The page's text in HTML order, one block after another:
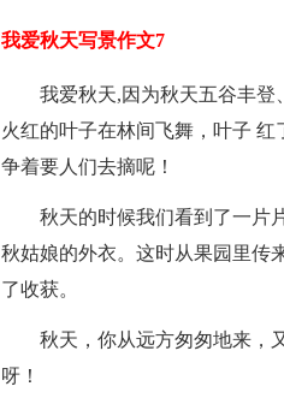
我爱秋天写景作文7
我爱秋天,因为秋天五谷丰
火红的叶子在林间飞舞，叶子
争着要人们去摘呢！
秋天的时候我们看到了一片
秋姑娘的外衣。这时从果园里传
了收获。
秋天，你从远方匆匆地来，
呀！